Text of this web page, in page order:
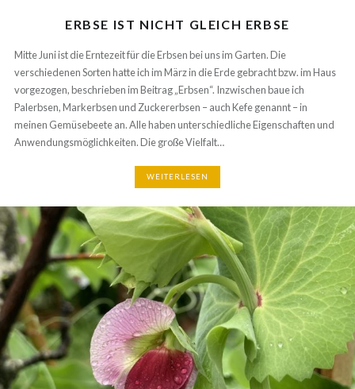
ERBSE IST NICHT GLEICH ERBSE
verschiedenen Sorten hatte ich im März in die Erde gebracht bzw. im
Haus vorgezogen, beschrieben im Beitrag „Erbsen“. Inzwischen baue ich
Palerbsen, Markerbsen und Zuckererbsen – auch Kefe genannt – in
meinen Gemüsebeete an. Alle haben unterschiedliche Eigenschaften
und Anwendungsmöglichkeiten. Die große Vielfalt…
Wenn dir meine
mich riesig über ein
kleines
Dankeschön, eben
eine virtuelle Dosis
Koffein!